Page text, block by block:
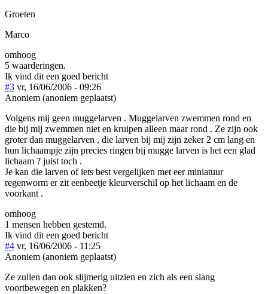
Groeten
Marco
omhoog
5 waarderingen.
Ik vind dit een goed bericht
#3 vr, 16/06/2006 - 09:26
Anoniem (anoniem geplaatst)
Volgens mij geen muggelarven . Muggelarven zwemmen rond en
die bij mij zwemmen niet en kruipen alleen maar rond . Ze zijn ook
groter dan muggelarven , die larven bij mij zijn zeker 2 cm lang en
hun lichaampje zijn precies ringen bij mugge larven is het een glad
lichaam ? juist toch .
Je kan die larven of iets best vergelijken met eer miniatuur
regenworm er zit eenbeetje kleurverschil op het lichaam en de
voorkant .
omhoog
1 mensen hebben gestemd.
Ik vind dit een goed bericht
#4 vr, 16/06/2006 - 11:25
Anoniem (anoniem geplaatst)
Ze zullen dan ook slijmerig uitzien en zich als een slang
voortbewegen en plakken?